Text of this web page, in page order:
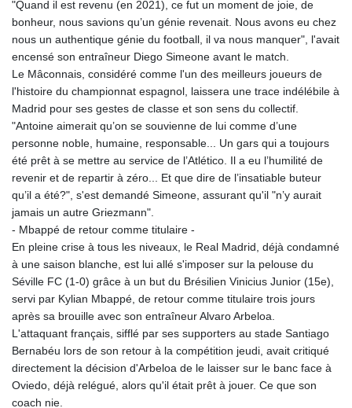
"Quand il est revenu (en 2021), ce fut un moment de joie, de
bonheur, nous savions qu’un génie revenait. Nous avons eu chez
nous un authentique génie du football, il va nous manquer", l'avait
encensé son entraîneur Diego Simeone avant le match.
Le Mâconnais, considéré comme l'un des meilleurs joueurs de
l'histoire du championnat espagnol, laissera une trace indélébile à
Madrid pour ses gestes de classe et son sens du collectif.
"Antoine aimerait qu’on se souvienne de lui comme d’une
personne noble, humaine, responsable... Un gars qui a toujours
été prêt à se mettre au service de l’Atlético. Il a eu l’humilité de
revenir et de repartir à zéro... Et que dire de l’insatiable buteur
qu’il a été?", s'est demandé Simeone, assurant qu'il "n’y aurait
jamais un autre Griezmann".
- Mbappé de retour comme titulaire -
En pleine crise à tous les niveaux, le Real Madrid, déjà condamné
à une saison blanche, est lui allé s'imposer sur la pelouse du
Séville FC (1-0) grâce à un but du Brésilien Vinicius Junior (15e),
servi par Kylian Mbappé, de retour comme titulaire trois jours
après sa brouille avec son entraîneur Alvaro Arbeloa.
L'attaquant français, sifflé par ses supporters au stade Santiago
Bernabéu lors de son retour à la compétition jeudi, avait critiqué
directement la décision d'Arbeloa de le laisser sur le banc face à
Oviedo, déjà relégué, alors qu'il était prêt à jouer. Ce que son
coach nie.